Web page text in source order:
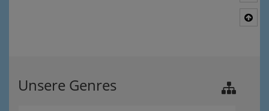
Unsere Genres